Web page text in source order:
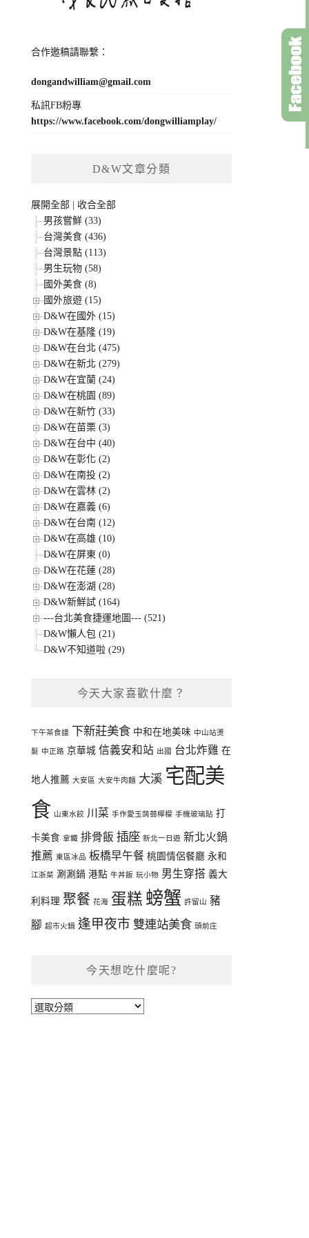
合作邀稿請聯繫：
dongandwilliam@gmail.com
私訊FB粉專
https://www.facebook.com/dongwilliamplay/
D&W文章分類
展開全部
收合全部
男孩嘗鮮 (33)
台灣美食 (436)
台灣景點 (113)
男生玩物 (58)
國外美食 (8)
國外旅遊 (15)
D&W在國外 (15)
D&W在基隆 (19)
D&W在台北 (475)
D&W在新北 (279)
D&W在宜蘭 (24)
D&W在桃園 (89)
D&W在新竹 (33)
D&W在苗栗 (3)
D&W在台中 (40)
D&W在彰化 (2)
D&W在南投 (2)
D&W在雲林 (2)
D&W在嘉義 (6)
D&W在台南 (12)
D&W在高雄 (10)
D&W在屏東 (0)
D&W在花蓮 (28)
D&W在澎湖 (28)
D&W新鮮試 (164)
---台北美食捷運地圖--- (521)
D&W懶人包 (21)
D&W不知道啦 (29)
今天大家喜歡什麼？
下午茶食譜 下新莊美食 中和在地美味 中山站燙
髮 中正路 京華城 信義安和站 出國 台北炸雞 在
地人推薦 大安區 大安牛肉麵 大溪 宅配美
食 山東水餃 川菜 手作愛玉蒟蒻檸檬 手機玻璃貼 打
卡美食 拿鐵 排骨飯 插座 新北一日遊 新北火鍋
推薦 東區冰品 板橋早午餐 桃園情侶餐廳 永和
江浙菜 涮涮鍋 港點 牛丼飯 玩小物 男生穿搭 義大
利料理 聚餐 花海 蛋糕 螃蟹 許留山 豬
腳 超市火鍋 逢甲夜市 雙連站美食 頭前庄
今天想吃什麼呢?
今